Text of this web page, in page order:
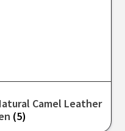
Camel Leather
(5)